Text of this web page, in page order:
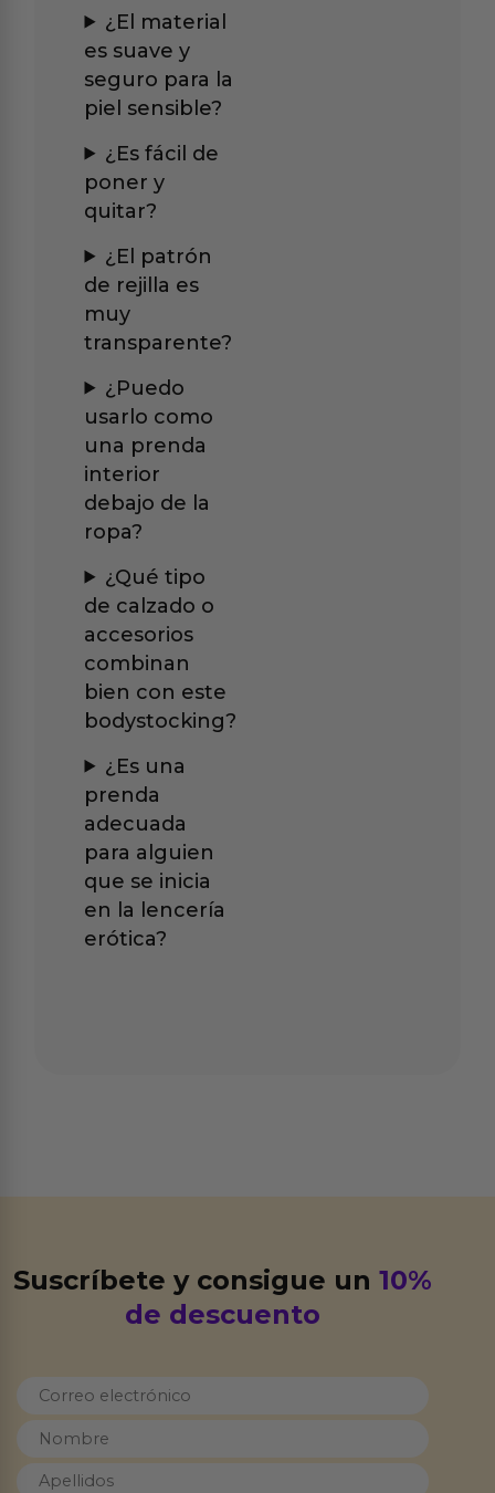
¿El material
es suave y
seguro para la
piel sensible?
¿Es fácil de
poner y
quitar?
¿El patrón
de rejilla es
muy
transparente?
¿Puedo
usarlo como
una prenda
interior
debajo de la
ropa?
¿Qué tipo
de calzado o
accesorios
combinan
bien con este
bodystocking?
¿Es una
prenda
adecuada
para alguien
que se inicia
en la lencería
erótica?
Suscríbete y consigue un10%
de descuento